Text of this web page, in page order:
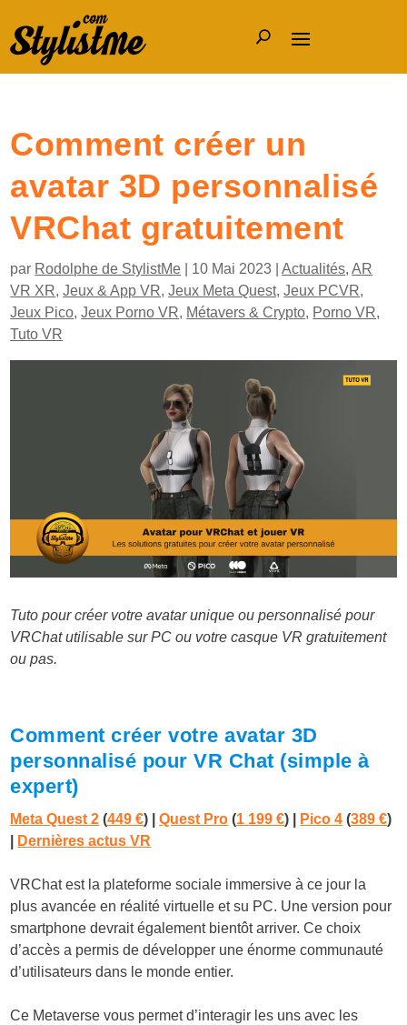
Comment créer un
avatar 3D personnalisé
VRChat gratuitement
par Rodolphe de StylistMe 10 Mai 2023 |Actualités,AR
VR XR,Jeux & App VR,Jeux Meta Quest,Jeux PCVR,
Jeux Pico,Jeux Porno VR, Métavers & Crypto, Porno VR,
Tuto VR
Tuto pour créer votre avatar unique ou personnalisé pour
VRChat utilisable sur PC ou votre casque VR gratuitement
ou pas.
Comment créer votre avatar 3D
personnalisé pour VR Chat (simple à
expert)
Meta Quest 2 (449 €) |Quest Pro (1 199 €) Pico 4 (389 €)
Dernières actus VR
VRChat est la plateforme sociale immersive à ce jour la
plus avancée en réalité virtuelle et su PC. Une version pour
smartphone devrait également bientôt arriver. Ce choix
d’accès a permis de développer une énorme communauté
d’utilisateurs dans le monde entier.
Ce Metaverse vous permet d’interagir les uns avec les